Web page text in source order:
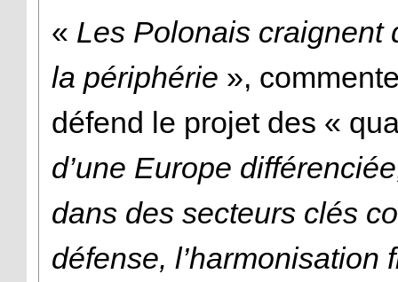
« Les Polonais craignent
la périphérie »,
défend le projet des «
d’une Europe
dans des secteurs clés
défense, l’harmonisation